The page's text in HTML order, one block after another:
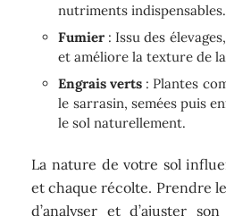
nutriments indispensables.
Fumier : Issu des
et améliore la texture de
Engrais verts : Plantes
le sarrasin, semées puis
le sol naturellement.
La nature de votre sol
et chaque récolte. Prendre
d’analyser et d’ajuster